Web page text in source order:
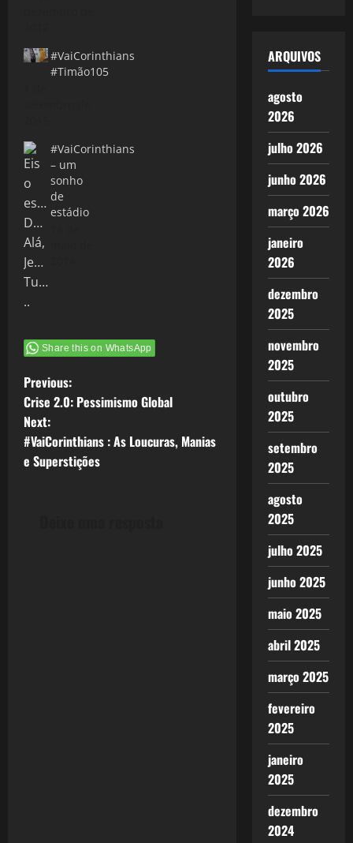
#VaiCorinthians
#Timão105
#VaiCorinthians
– um
sonho
de
estádio
Share this on WhatsApp
P
o
s
Previous:
Crise 2.0: Pessimismo Global
Next:
#VaiCorinthians : As Loucuras, Manias
e Superstições
ARQUIVOS
agosto
2026
julho 2026
junho 2026
março 2026
janeiro
2026
dezembro
2025
novembro
2025
outubro
2025
setembro
2025
agosto
2025
julho 2025
junho 2025
maio 2025
abril 2025
março 2025
fevereiro
2025
janeiro
2025
dezembro
2024